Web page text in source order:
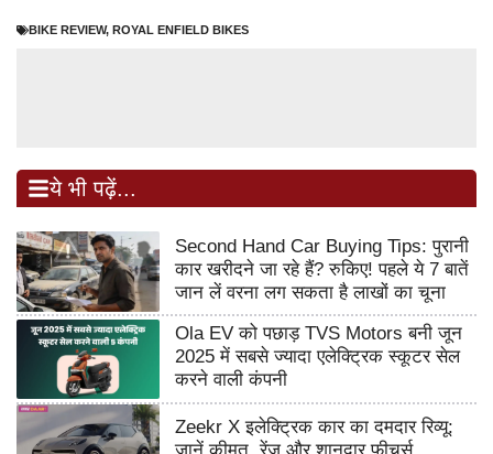
BIKE REVIEW, ROYAL ENFIELD BIKES
ये भी पढ़ें...
Second Hand Car Buying Tips: पुरानी
कार खरीदने जा रहे हैं? रुकिए! पहले ये 7 बातें
जान लें वरना लग सकता है लाखों का चूना
Ola EV को पछाड़ TVS Motors बनी जून
2025 में सबसे ज्यादा एलेक्ट्रिक स्कूटर सेल
करने वाली कंपनी
Zeekr X इलेक्ट्रिक कार का दमदार रिव्यू: